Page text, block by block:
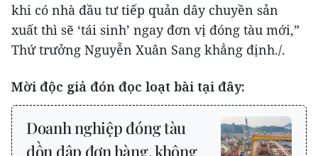
khi có nhà đầu tư tiếp quản dây chuyền sản
xuất thì sẽ ‘tái sinh’ ngay đơn vị đóng tàu mới,”
Thứ trưởng Nguyễn Xuân Sang khẳng định./.
Mời độc giả đón đọc loạt bài tại đây:
Doanh nghiệp đóng tàu
dồn dập đơn hàng, không